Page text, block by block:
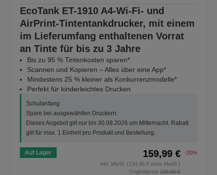
EcoTank ET-1910 A4-Wi-Fi- und
AirPrint-Tintentankdrucker, mit einem
im Lieferumfang enthaltenen Vorrat
an Tinte für bis zu 3 Jahre
Bis zu 95 % Tintenkosten sparen*
Scannen und Kopieren – Alles über eine App*
Mindestens 25 % kleiner als Konkurrenzmodelle*
Perfekt für kinderleichtes Drucken
Schulanfang
Spare bei ausgewählten Druckern.
Dieses Angebot gilt nur bis 30.08.2026 um Mitternacht. Rabatt
gilt für max. 1 Einheit pro Produkt und Bestellung.
Auf Lager 159,99 €
-20%
inkl. MwSt. (134,45 € ohne MwSt.)
Originalpreis 199,99 €